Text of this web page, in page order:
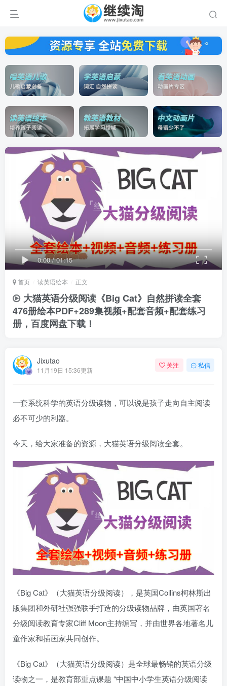
0:00/01:15
首页 读英语绘本 正文
大猫英语分级阅读《Big Cat》自然拼读全套
476册绘本PDF+289集视频+配套音频+配套练习
册，百度网盘下载！
Jixutao
11月19日 15:36更新
关注 私信
一套系统科学的英语分级读物，可以说是孩子走向自主阅读
必不可少的利器。
今天，给大家准备的资源，大猫英语分级阅读全套。
《Big Cat》（大猫英语分级阅读），是英国Collins柯林斯出
版集团和外研社强强联手打造的分级读物品牌，由英国著名
分级阅读教育专家Cliff Moon主持编写，并由世界各地著名儿
童作家和插画家共同创作。
《Big Cat》（大猫英语分级阅读）是全球最畅销的英语分级
读物之一，是教育部重点课题 “中国中小学生英语分级阅读